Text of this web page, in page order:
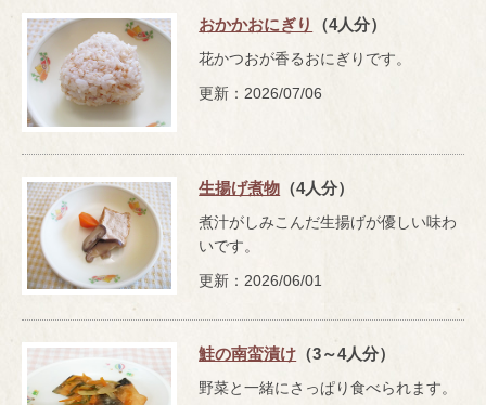
おかかおにぎり （4人分）
花かつおが香るおにぎりです。
更新：2026/07/06
生揚げ煮物 （4人分）
煮汁がしみこんだ生揚げが優しい味わ
いです。
更新：2026/06/01
鮭の南蛮漬け （3～4人分）
野菜と一緒にさっぱり食べられます。